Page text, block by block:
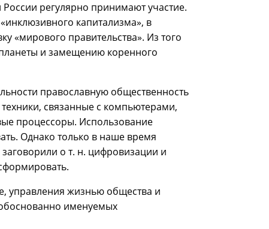
регулярно принимают участие.
капитализма», в
«мирового правительства». Из того
и замещению коренного
православную общественность
связанные с компьютерами,
процессоры. Использование
Однако только в наше время
о т. н. цифровизации и
управления жизнью общества и
именуемых